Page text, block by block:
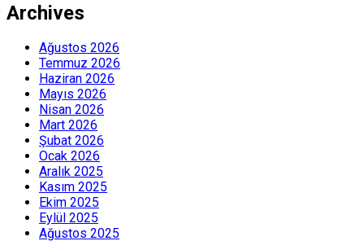
Archives
Ağustos 2026
Temmuz 2026
Haziran 2026
Mayıs 2026
Nisan 2026
Mart 2026
Şubat 2026
Ocak 2026
Aralık 2025
Kasım 2025
Ekim 2025
Eylül 2025
Ağustos 2025